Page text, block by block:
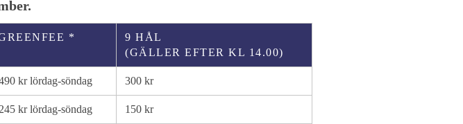
*
9 HÅL
(GÄLLER EFTER KL 14.00)
kr lördag-söndag 300 kr
kr lördag-söndag 150 kr